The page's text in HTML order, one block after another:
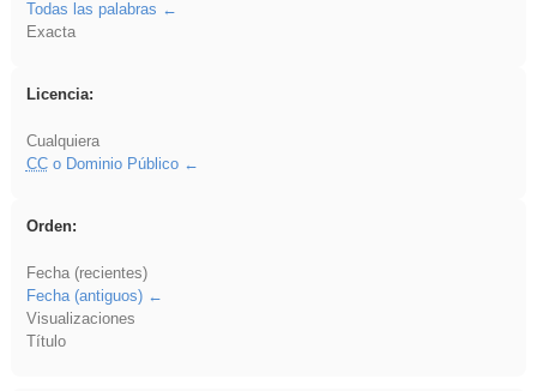
Todas las palabras
Exacta
Licencia:
Cualquiera
CCo Dominio Público
Orden:
Fecha (recientes)
Fecha (antiguos)
Visualizaciones
Título